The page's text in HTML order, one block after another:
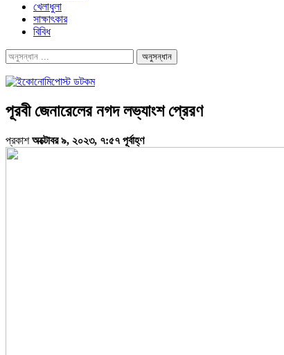
খেলাধুলা
সাক্ষাৎকার
বিবিধ
পূরবী জেনারেলের নগদ লভ্যাংশ প্রেরণ
প্রকাশঅক্টোবর ৯, ২০২৩, ৭:৫৭ পূর্বাহ্ণ